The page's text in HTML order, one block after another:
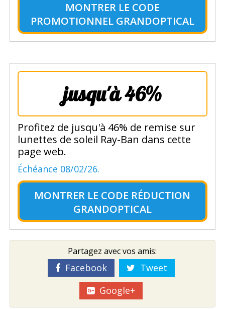
MONTRER LE CODE
PROMOTIONNEL GRANDOPTICAL
jusqu'à 46%
Profitez de jusqu'à 46% de remise sur
lunettes de soleil Ray-Ban dans cette
page web.
Échéance 08/02/26.
MONTRER LE CODE RÉDUCTION
GRANDOPTICAL
Partagez avec vos amis:
Facebook
Tweet
Google+